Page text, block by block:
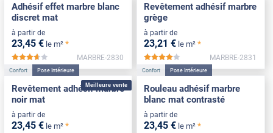
Adhésif effet marbre blanc
discret mat
à partir de
23,45 € le m² *
*****
MARBRE-2830
Revêtement adhésif marbre
grège
à partir de
23,21 € le m² *
*****
MARBRE-2831
Meilleure vente
Confort Pose Intérieure
Revêtement adhésif marbre
noir mat
à partir de
23,45 € le m² *
Confort Pose Intérieure
Rouleau adhésif marbre
blanc mat contrasté
à partir de
23,45 € le m² *